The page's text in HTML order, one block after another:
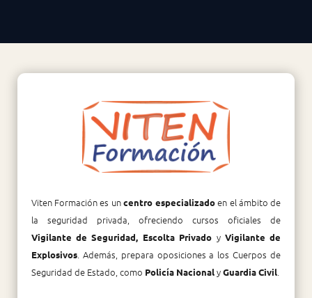
Viten Formación es uncentro especializadoen el ámbito de
la seguridad privada, ofreciendo cursos oficiales de
Vigilante de Seguridad, Escolta Privado yVigilante de
Explosivos. Además, prepara oposiciones a los Cuerpos de
Seguridad de Estado, como Policía NacionalyGuardia Civil.